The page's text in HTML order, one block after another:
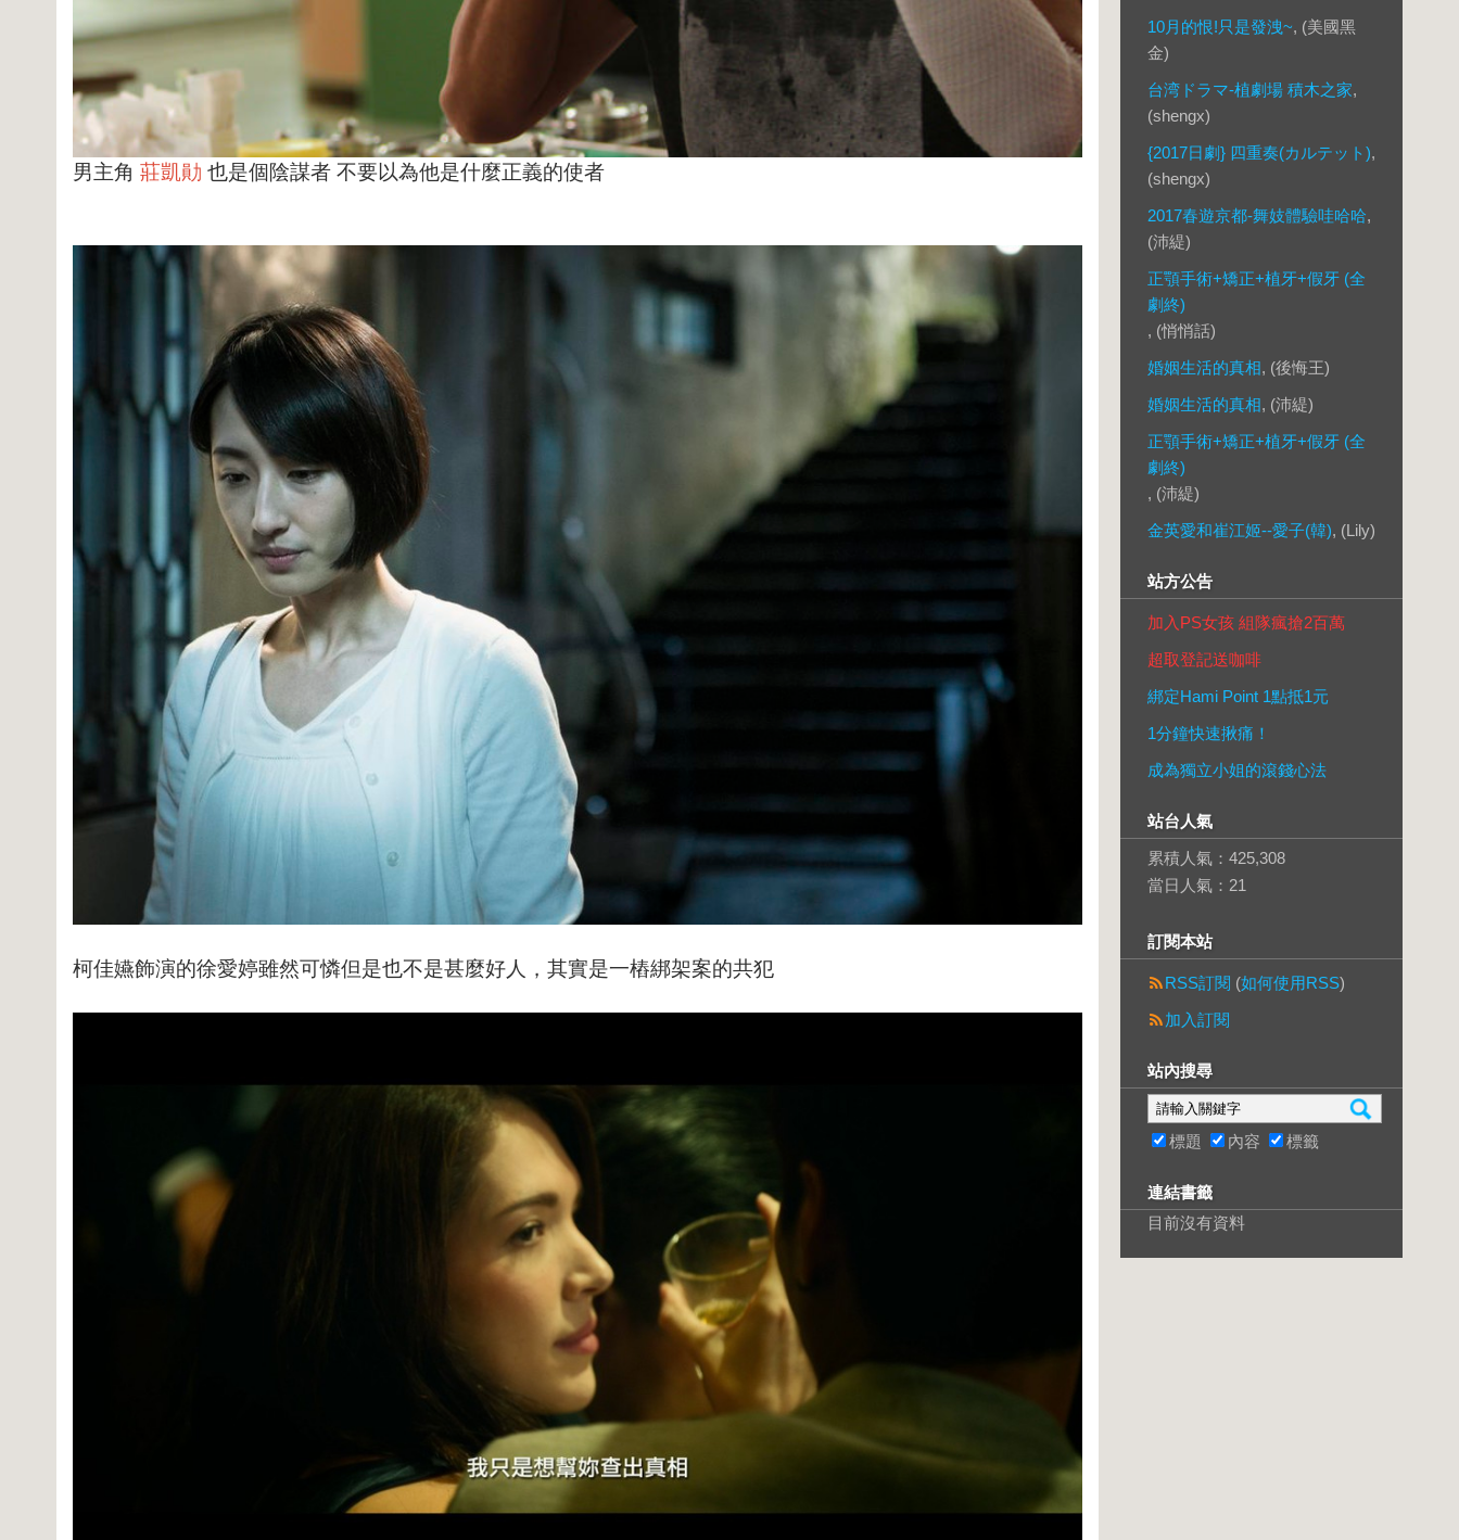
男主角 莊凱勛 也是個陰謀者 不要以為他是什麼正義的使者
柯佳嬿飾演的徐愛婷雖然可憐但是也不是甚麼好人，其實是一樁綁架案的共犯
10月的恨!只是發洩~, (美國黑
金)
台湾ドラマ-植劇場 積木之家,
(shengx)
{2017日劇} 四重奏(カルテット),
(shengx)
2017春遊京都-舞妓體驗哇哈哈,
(沛緹)
正顎手術+矯正+植牙+假牙 (全
劇終)
, (悄悄話)
婚姻生活的真相, (後悔王)
婚姻生活的真相, (沛緹)
正顎手術+矯正+植牙+假牙 (全
劇終)
, (沛緹)
金英愛和崔江姬--愛子(韓), (Lily)
站方公告
加入PS女孩 組隊瘋搶2百萬
超取登記送咖啡
綁定Hami Point 1點抵1元
1分鐘快速揪痛！
成為獨立小姐的滾錢心法
站台人氣
累積人氣： 425,308
當日人氣： 21
訂閱本站
RSS訂閱 (如何使用RSS)
加入訂閱
站內搜尋
標題 內容 標籤
連結書籤
目前沒有資料